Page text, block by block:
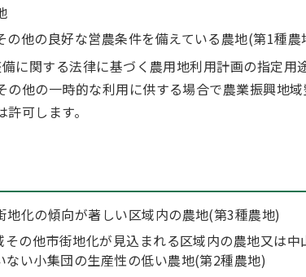
の他の良好な営農条件を備えている農地(第1種農
に関する法律に基づく農用地利用計画の指定用
の他の一時的な利用に供する場合で農業振興地
可します。
地化の傾向が著しい区域内の農地(第3種農地)
の他市街地化が見込まれる区域内の農地又は
ない小集団の生産性の低い農地(第2種農地)